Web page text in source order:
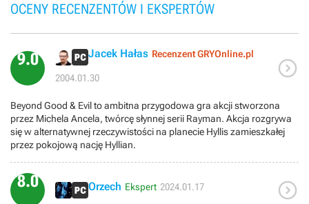
OCENY RECENZENTÓW I EKSPERTÓW
9.0 Jacek Hałas Recenzent GRYOnline.pl
2004.01.30 
Beyond Good & Evil to ambitna przygodowa gra akcji stworzona
przez Michela Ancela, twórcę słynnej serii Rayman. Akcja rozgrywa
się w alternatywnej rzeczywistości na planecie Hyllis zamieszkałej
przez pokojową nację Hyllian.
8.0 Orzech Ekspert 2024.01.17 